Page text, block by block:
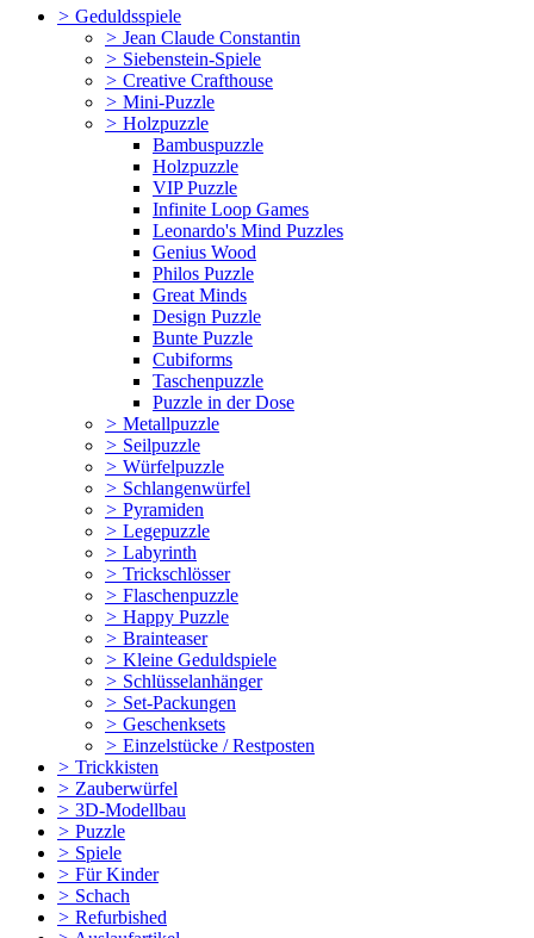
> Geduldsspiele
> Jean Claude Constantin
> Siebenstein-Spiele
> Creative Crafthouse
> Mini-Puzzle
> Holzpuzzle
Bambuspuzzle
Holzpuzzle
VIP Puzzle
Infinite Loop Games
Leonardo's Mind Puzzles
Genius Wood
Philos Puzzle
Great Minds
Design Puzzle
Bunte Puzzle
Cubiforms
Taschenpuzzle
Puzzle in der Dose
> Metallpuzzle
> Seilpuzzle
> Würfelpuzzle
> Schlangenwürfel
> Pyramiden
> Legepuzzle
> Labyrinth
> Trickschlösser
> Flaschenpuzzle
> Happy Puzzle
> Brainteaser
> Kleine Geduldspiele
> Schlüsselanhänger
> Set-Packungen
> Geschenksets
> Einzelstücke / Restposten
> Trickkisten
> Zauberwürfel
> 3D-Modellbau
> Puzzle
> Spiele
> Für Kinder
> Schach
> Refurbished